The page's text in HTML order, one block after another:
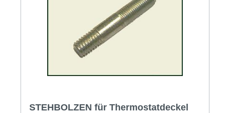
STEHBOLZEN für Thermostatdeckel